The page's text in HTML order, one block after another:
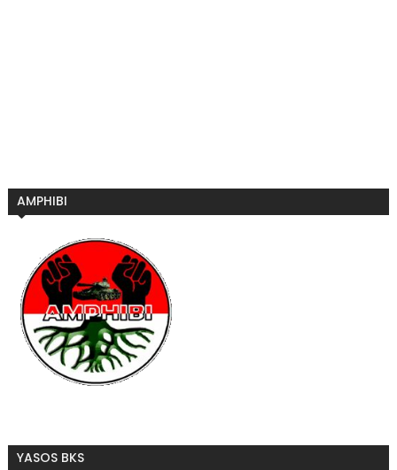
AMPHIBI
YASOS BKS